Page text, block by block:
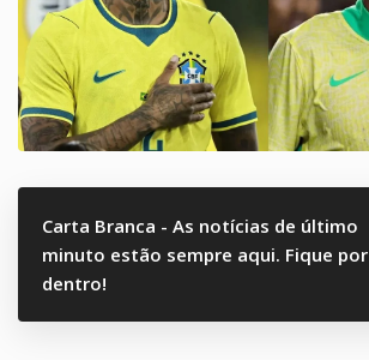
Carta Branca - As notícias de último
minuto estão sempre aqui. Fique por
dentro!